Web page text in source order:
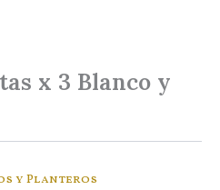
x 3 Blanco y
y Planteros